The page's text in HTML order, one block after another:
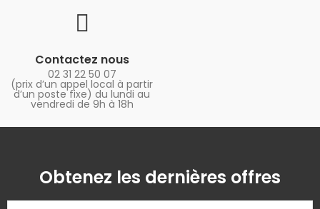
Contactez nous
02 31 22 50 07
(prix d’un appel local à partir
d’un poste fixe) du lundi au
vendredi de 9h à 18h
Obtenez les dernières offres